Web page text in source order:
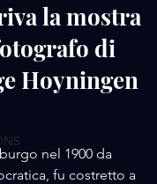
la mostra
di
Hoyningen
su 5.
nel 1900 da
fu costretto a